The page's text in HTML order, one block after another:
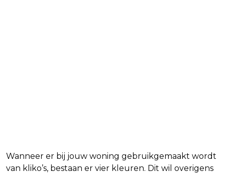
Wanneer er bij jouw woning gebruikgemaakt wordt
van kliko’s, bestaan er vier kleuren. Dit wil overigens